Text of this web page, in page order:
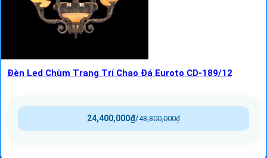
Đèn Led Chùm Trang Trí Chao Đá Euroto CD-189/12
48,800,000₫
/
24,400,000₫